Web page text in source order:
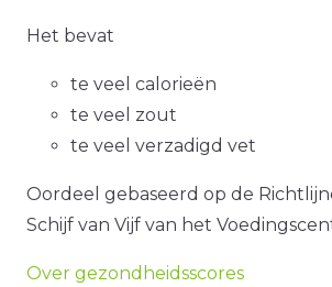
Het bevat
te veel calorieën
te veel zout
te veel verzadigd vet
Oordeel gebaseerd op de
Schijf van Vijf van het
Over gezondheidsscores